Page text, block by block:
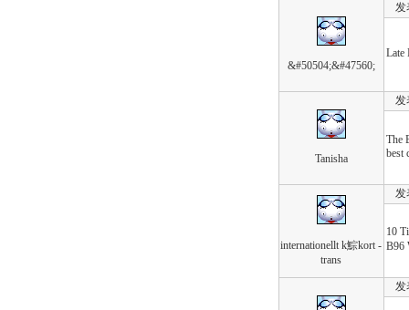
&#50504;&#47560;
发
Late
Tanisha
发
The
best
internationellt k鯮kort -
trans
发
10
B96
发